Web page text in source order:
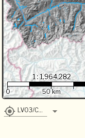
1 : 1,964,282
0 50 km
LV03/CH1903